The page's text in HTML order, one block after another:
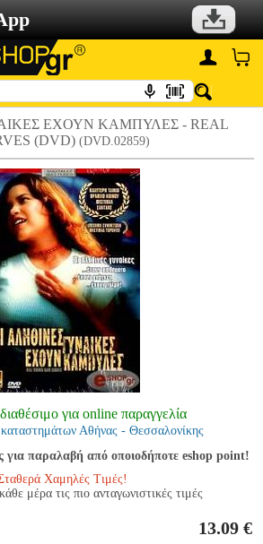
ΕΧΟΥΝ ΚΑΜΠΥΛΕΣ - REAL
(DVD) (DVD.02859)
για online παραγγελία
Αθήνας - Θεσσαλονίκης
για παραλαβή από οποιοδήποτε eshop point!
Χαμηλές Τιμές!
μέρα τις πιο ανταγωνιστικές τιμές
13.09 €